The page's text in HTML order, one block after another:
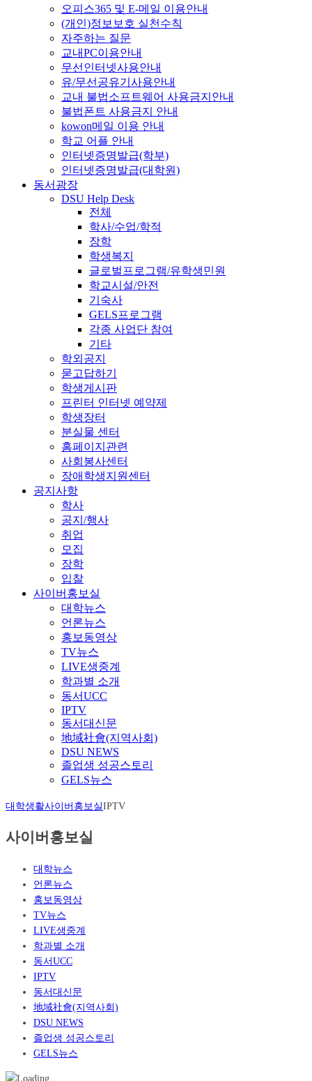
오피스365 및 E-메일 이용안내
(개인)정보보호 실천수칙
자주하는 질문
교내PC이용안내
무선인터넷사용안내
유/무선공유기사용안내
교내 불법소프트웨어 사용금지안내
불법폰트 사용금지 안내
kowon메일 이용 안내
학교 어플 안내
인터넷증명발급(학부)
인터넷증명발급(대학원)
동서광장
DSU Help Desk
전체
학사/수업/학적
장학
학생복지
글로벌프로그램/유학생민원
학교시설/안전
기숙사
GELS프로그램
각종 사업단 참여
기타
학외공지
묻고답하기
학생게시판
프린터 인터넷 예약제
학생장터
분실물 센터
홈페이지관련
사회봉사센터
장애학생지원센터
공지사항
학사
공지/행사
취업
모집
장학
입찰
사이버홍보실
대학뉴스
언론뉴스
홍보동영상
TV뉴스
LIVE생중계
학과별 소개
동서UCC
IPTV
동서대신문
地域社會(지역사회)
DSU NEWS
졸업생 성공스토리
GELS뉴스
대학생활사이버홍보실IPTV
사이버홍보실
대학뉴스
언론뉴스
홍보동영상
TV뉴스
LIVE생중계
학과별 소개
동서UCC
IPTV
동서대신문
地域社會(지역사회)
DSU NEWS
졸업생 성공스토리
GELS뉴스